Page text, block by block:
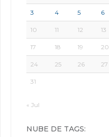
3 4 5 6
10 11 12 13
17 18 19 20
24 25 26 27
31
« Jul
NUBE DE TAGS: